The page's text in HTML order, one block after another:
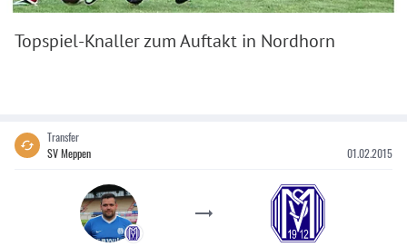
Topspiel-Knaller zum Auftakt in Nordhorn
Transfer
SV Meppen
01.02.2015